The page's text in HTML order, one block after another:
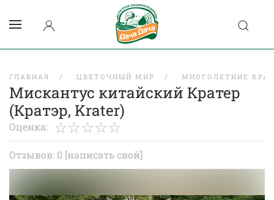
ГЛАВНАЯ ЦВЕТОЧНЫЙ МИР МНОГОЛЕТНИЕ
Мискантус китайский Кратер
(Кратэр, Krater)
Оценка:
Отзывов: 0 [написать свой]